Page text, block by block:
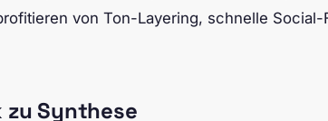
von Ton-Layering, schnelle Social-
Synthese